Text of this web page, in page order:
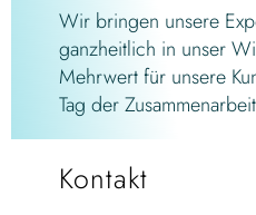
Wir bringen unsere
ganzheitlich in unser
Mehrwert für unsere
Tag der
Kontakt